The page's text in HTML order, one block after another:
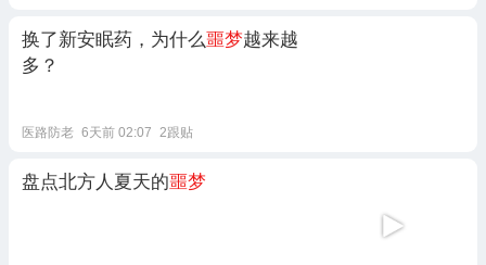
换了新安眠药，为什么噩梦越来越
多？
医路防老 6天前 02:07 2跟贴
盘点北方人夏天的噩梦